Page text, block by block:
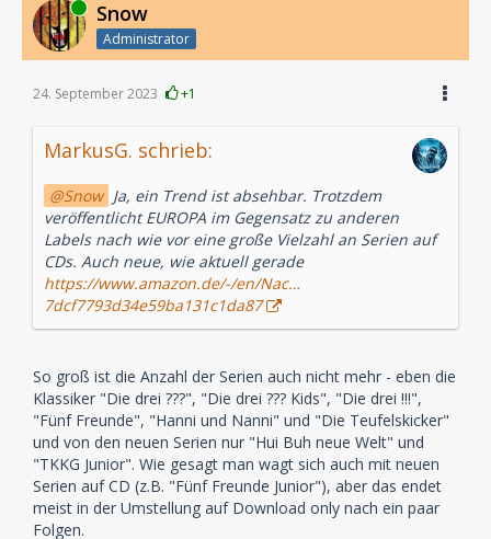
Online Snow
Administrator
24. September 2023 +1
MarkusG. schrieb:
Snow Ja, ein Trend ist absehbar. Trotzdem
veröffentlicht EUROPA im Gegensatz zu anderen
Labels nach wie vor eine große Vielzahl an Serien auf
CDs. Auch neue, wie aktuell gerade
https://www.amazon.de/-/en/Nac…
7dcf7793d34e59ba131c1da87
So groß ist die Anzahl der Serien auch nicht mehr - eben die
Klassiker "Die drei ???", "Die drei ??? Kids", "Die drei !!!",
"Fünf Freunde", "Hanni und Nanni" und "Die Teufelskicker"
und von den neuen Serien nur "Hui Buh neue Welt" und
"TKKG Junior". Wie gesagt man wagt sich auch mit neuen
Serien auf CD (z.B. "Fünf Freunde Junior"), aber das endet
meist in der Umstellung auf Download only nach ein paar
Folgen.